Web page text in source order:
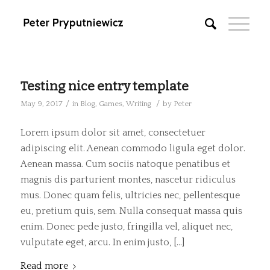
Testing nice entry template
May 9, 2017 / in Blog, Games, Writing / by Peter
Lorem ipsum dolor sit amet, consectetuer
adipiscing elit. Aenean commodo ligula eget dolor.
Aenean massa. Cum sociis natoque penatibus et
magnis dis parturient montes, nascetur ridiculus
mus. Donec quam felis, ultricies nec, pellentesque
eu, pretium quis, sem. Nulla consequat massa quis
enim. Donec pede justo, fringilla vel, aliquet nec,
vulputate eget, arcu. In enim justo, […]
Read more